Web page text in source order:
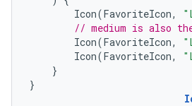
Icon(FavoriteIcon,
// medium is also
Icon(FavoriteIcon,
Icon(FavoriteIcon,
}
}